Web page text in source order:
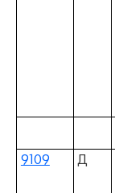
9109 Д